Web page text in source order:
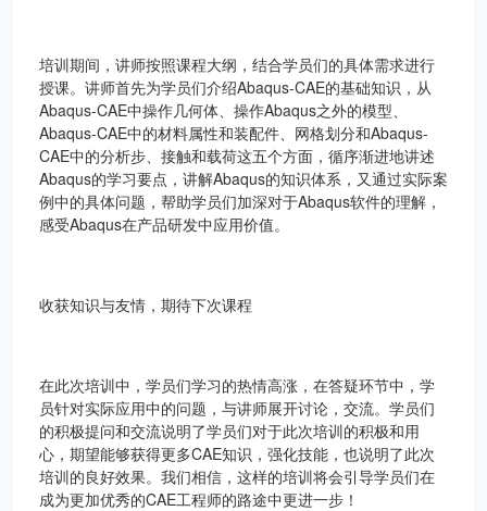
培训期间，讲师按照课程大纲，结合学员们的具体需求进行
授课。讲师首先为学员们介绍Abaqus-CAE的基础知识，从
Abaqus-CAE中操作几何体、操作Abaqus之外的模型、
Abaqus-CAE中的材料属性和装配件、网格划分和Abaqus-
CAE中的分析步、接触和载荷这五个方面，循序渐进地讲述
Abaqus的学习要点，讲解Abaqus的知识体系，又通过实际案
例中的具体问题，帮助学员们加深对于Abaqus软件的理解，
感受Abaqus在产品研发中应用价值。
收获知识与友情，期待下次课程
在此次培训中，学员们学习的热情高涨，在答疑环节中，学
员针对实际应用中的问题，与讲师展开讨论，交流。学员们
的积极提问和交流说明了学员们对于此次培训的积极和用
心，期望能够获得更多CAE知识，强化技能，也说明了此次
培训的良好效果。我们相信，这样的培训将会引导学员们在
成为更加优秀的CAE工程师的路途中更进一步！